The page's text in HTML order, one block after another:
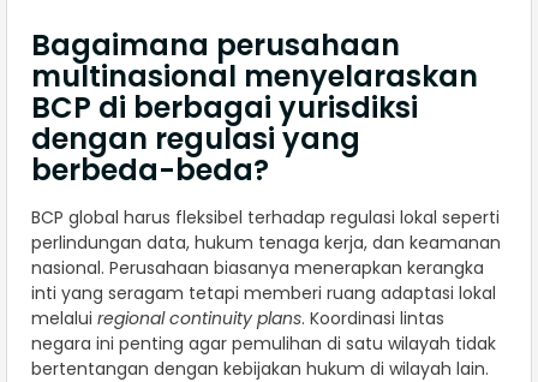
Bagaimana perusahaan
multinasional menyelaraskan
BCP di berbagai yurisdiksi
dengan regulasi yang
berbeda-beda?
BCP global harus fleksibel terhadap regulasi lokal seperti
perlindungan data, hukum tenaga kerja, dan keamanan
nasional. Perusahaan biasanya menerapkan kerangka
inti yang seragam tetapi memberi ruang adaptasi lokal
melalui regional continuity plans. Koordinasi lintas
negara ini penting agar pemulihan di satu wilayah tidak
bertentangan dengan kebijakan hukum di wilayah lain.